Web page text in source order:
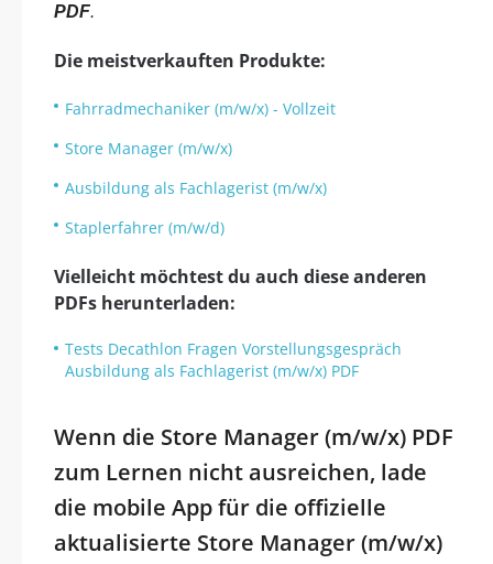
PDF.
Die meistverkauften Produkte:
Fahrradmechaniker (m/w/x) - Vollzeit
Store Manager (m/w/x)
Ausbildung als Fachlagerist (m/w/x)
Staplerfahrer (m/w/d)
Vielleicht möchtest du auch diese anderen
PDFs herunterladen:
Tests Decathlon Fragen Vorstellungsgespräch
Ausbildung als Fachlagerist (m/w/x) PDF
Wenn die Store Manager (m/w/x) PDF
zum Lernen nicht ausreichen, lade
die mobile App für die offizielle
aktualisierte Store Manager (m/w/x)